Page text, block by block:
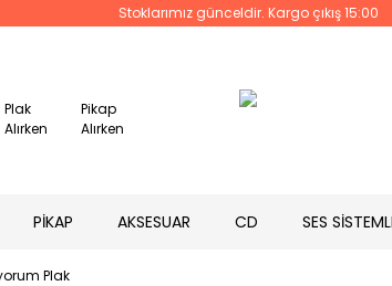
Stoklarımız günceldir. Kargo çıkış 15:00
Plak
Alırken
Pikap
Alırken
PİKAP AKSESUAR CD SES
Plak